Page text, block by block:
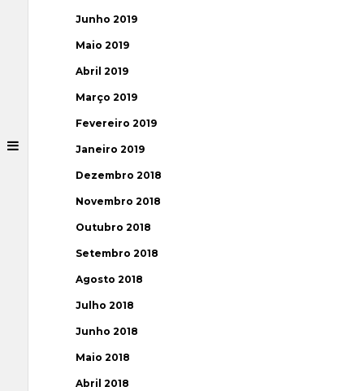
Junho 2019
Maio 2019
Abril 2019
Março 2019
Fevereiro 2019
Janeiro 2019
Dezembro 2018
Novembro 2018
Outubro 2018
Setembro 2018
Agosto 2018
Julho 2018
Junho 2018
Maio 2018
Abril 2018